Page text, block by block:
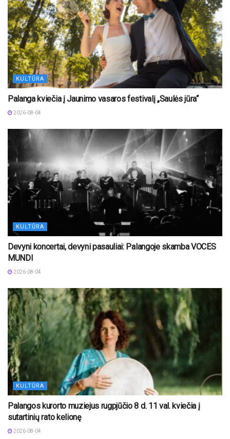
KULTŪRA
Palanga kviečia į Jaunimo vasaros festivalį „Saulės jūra“
2026-08-04
KULTŪRA
Devyni koncertai, devyni pasauliai: Palangoje skamba VOCES
MUNDI
2026-08-04
KULTŪRA
Palangos kurorto muziejus rugpjūčio 8 d. 11 val. kviečia į
sutartinių rato kelionę
2026-08-04